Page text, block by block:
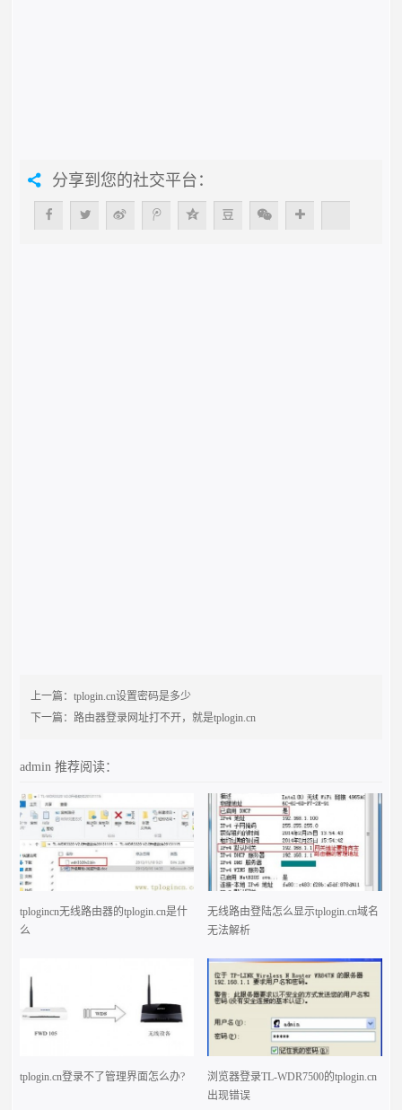
分享到您的社交平台：
上一篇：tplogin.cn设置密码是多少
下一篇： 路由器登录网址打不开，就是tplogin.cn
admin推荐阅读：
tplogincn无线路由器的tplogin.cn是什
么
无线路由登陆怎么显示tplogin.cn域名
无法解析
tplogin.cn登录不了管理界面怎么办?
浏览器登录TL-WDR7500的tplogin.cn
出现错误